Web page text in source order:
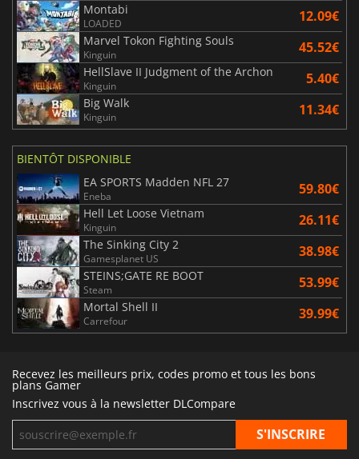
Montabi
LOADED 12.09€
Marvel Tokon Fighting Souls
Kinguin 45.52€
HellSlave II Judgment of the Archon
Kinguin 5.40€
Big Walk
Kinguin 11.34€
BIENTÔT DISPONIBLE
EA SPORTS Madden NFL 27
Eneba 59.80€
Hell Let Loose Vietnam
Kinguin 26.11€
The Sinking City 2
Gamesplanet US 38.98€
STEINS;GATE RE BOOT
Steam 53.99€
Mortal Shell II
Carrefour 39.99€
Recevez les meilleurs prix, codes promo et tous les bons
plans Gamer
Inscrivez vous à la newsletter DLCompare